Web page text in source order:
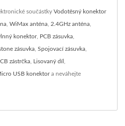
součástky Vodotěsný konektor
WiMax anténa 2.4GHz anténa
konektor, PCB zásuvka
zásuvka Spojovací zásuvka
zástrčka Lisovaný díl
USB konektora neváhejte